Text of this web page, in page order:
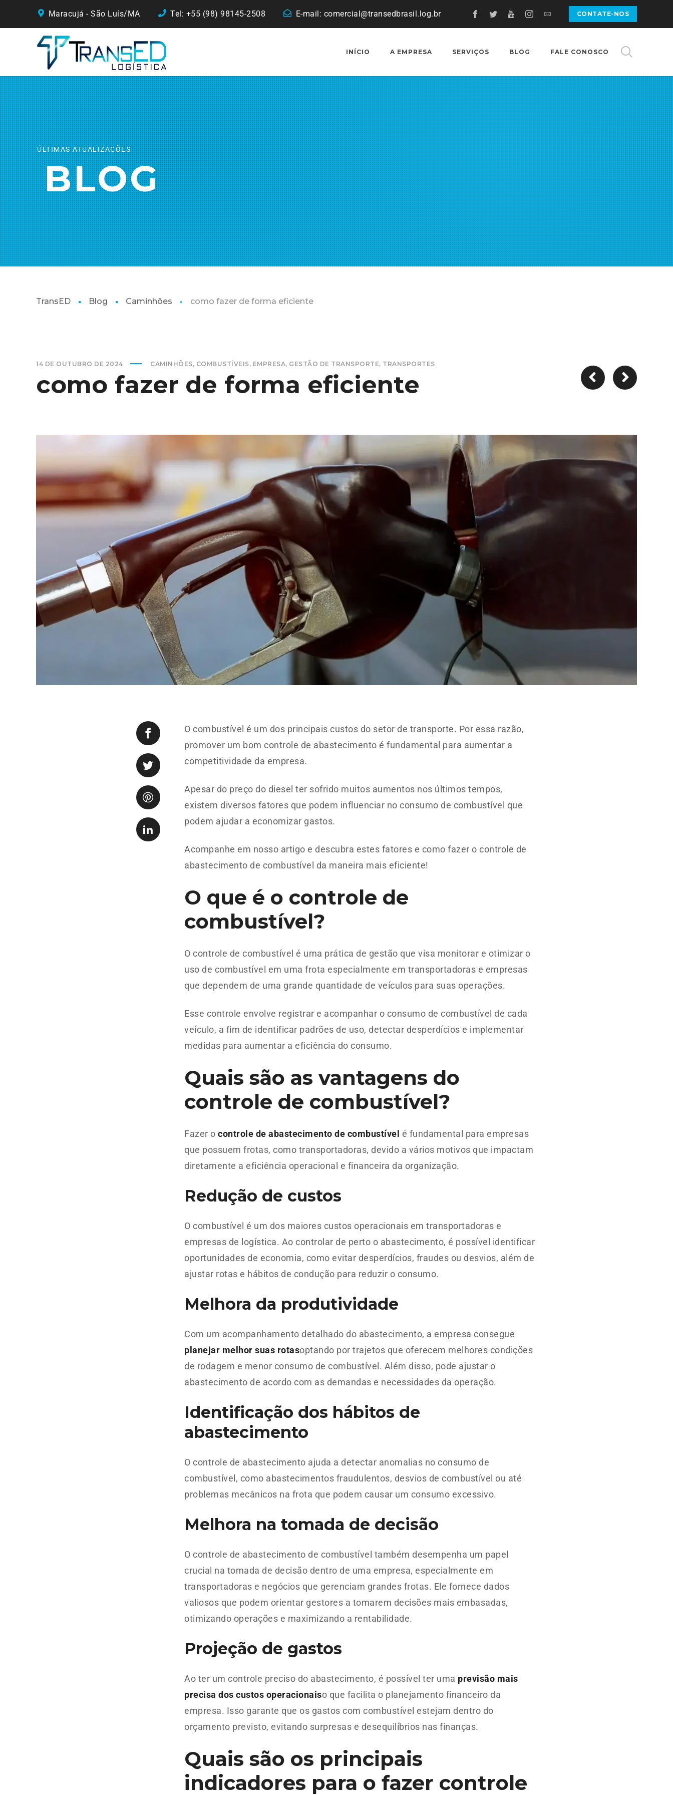
Maracujá - São Luís/MA Tel: +55 (98) 98145-2508 E-mail: comercial@transedbrasil.log.br CONTATE-NOS
INÍCIO A EMPRESA SERVIÇOS BLOG FALE CONOSCO
ÚLTIMAS ATUALIZAÇÕES
BLOG
TransED Blog Caminhões como fazer de forma eficiente
14 DE OUTUBRO DE 2024 CAMINHÕES, COMBUSTÍVEIS, EMPRESA, GESTÃO DE TRANSPORTE, TRANSPORTES
como fazer de forma eficiente
O combustível é um dos principais custos do setor de transporte. Por essa razão,
promover um bom controle de abastecimento é fundamental para aumentar a
competitividade da empresa.
Apesar do preço do diesel ter sofrido muitos aumentos nos últimos tempos,
existem diversos fatores que podem influenciar no consumo de combustível que
podem ajudar a economizar gastos.
Acompanhe em nosso artigo e descubra estes fatores e como fazer o controle de
abastecimento de combustível da maneira mais eficiente!
O que é o controle de
combustível?
O controle de combustível é uma prática de gestão que visa monitorar e otimizar o
uso de combustível em uma frota especialmente em transportadoras e empresas
que dependem de uma grande quantidade de veículos para suas operações.
Esse controle envolve registrar e acompanhar o consumo de combustível de cada
veículo, a fim de identificar padrões de uso, detectar desperdícios e implementar
medidas para aumentar a eficiência do consumo.
Quais são as vantagens do
controle de combustível?
Fazer o controle de abastecimento de combustível é fundamental para empresas
que possuem frotas, como transportadoras, devido a vários motivos que impactam
diretamente a eficiência operacional e financeira da organização.
Redução de custos
O combustível é um dos maiores custos operacionais em transportadoras e
empresas de logística. Ao controlar de perto o abastecimento, é possível identificar
oportunidades de economia, como evitar desperdícios, fraudes ou desvios, além de
ajustar rotas e hábitos de condução para reduzir o consumo.
Melhora da produtividade
Com um acompanhamento detalhado do abastecimento, a empresa consegue
planejar melhor suas rotasoptando por trajetos que oferecem melhores condições
de rodagem e menor consumo de combustível. Além disso, pode ajustar o
abastecimento de acordo com as demandas e necessidades da operação.
Identificação dos hábitos de
abastecimento
O controle de abastecimento ajuda a detectar anomalias no consumo de
combustível, como abastecimentos fraudulentos, desvios de combustível ou até
problemas mecânicos na frota que podem causar um consumo excessivo.
Melhora na tomada de decisão
O controle de abastecimento de combustível também desempenha um papel
crucial na tomada de decisão dentro de uma empresa, especialmente em
transportadoras e negócios que gerenciam grandes frotas. Ele fornece dados
valiosos que podem orientar gestores a tomarem decisões mais embasadas,
otimizando operações e maximizando a rentabilidade.
Projeção de gastos
Ao ter um controle preciso do abastecimento, é possível ter uma previsão mais
precisa dos custos operacionaiso que facilita o planejamento financeiro da
empresa. Isso garante que os gastos com combustível estejam dentro do
orçamento previsto, evitando surpresas e desequilíbrios nas finanças.
Quais são os principais
indicadores para o fazer controle